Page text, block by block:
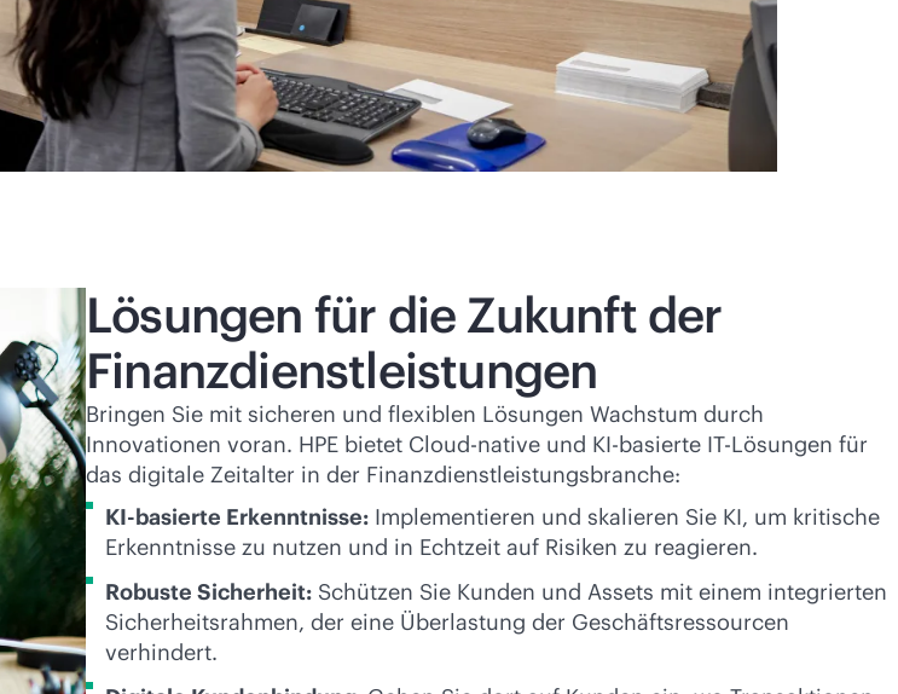
Lösungen für die Zukunft der
Finanzdienstleistungen
Bringen Sie mit sicheren und flexiblen Lösungen Wachstum durch
Innovationen voran. HPE bietet Cloud-native und KI-basierte IT-Lösungen für
das digitale Zeitalter in der Finanzdienstleistungsbranche:
KI-basierte Erkenntnisse: Implementieren und skalieren Sie KI, um kritische
Erkenntnisse zu nutzen und in Echtzeit auf Risiken zu reagieren.
Robuste Sicherheit: Schützen Sie Kunden und Assets mit einem integrierten
Sicherheitsrahmen, der eine Überlastung der Geschäftsressourcen
verhindert.